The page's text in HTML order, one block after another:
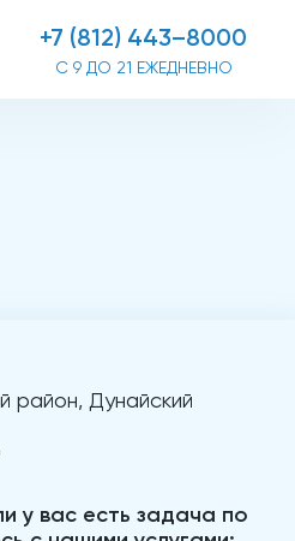
+7 (812) 443–8000
С 9 ДО 21 ЕЖЕДНЕВНО
район, Дунайский
у вас есть задача по